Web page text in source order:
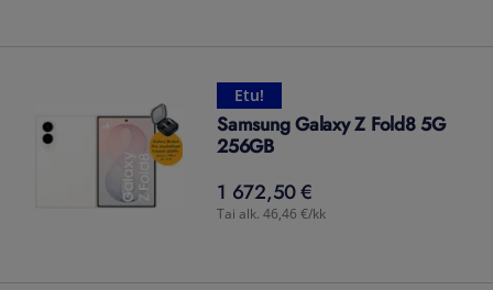
Etu!
Samsung Galaxy Z Fold8 5G
256GB
1 672,50 €
1 672,50€
Tai alk. 46,46 €/kk